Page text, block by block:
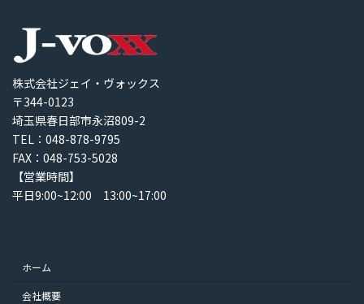
株式会社ジェイ・ヴォックス
〒344-0123
埼玉県春日部市永沼809-2
TEL：048-878-9795
FAX：048-753-5028
【営業時間】
平日9:00~12:00 13:00~17:00
ホーム
会社概要